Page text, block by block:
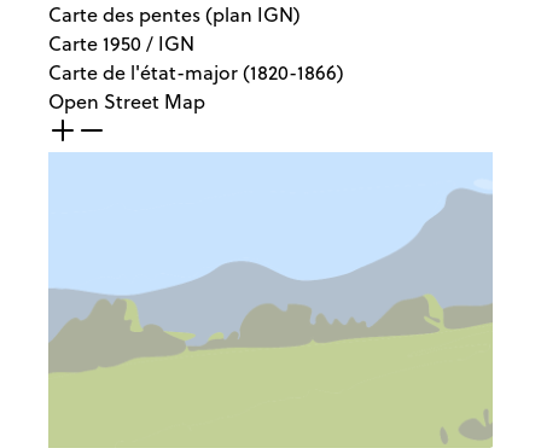
Carte des pentes (plan IGN)
Carte 1950 / IGN
Carte de l'état-major (1820-1866)
Open Street Map